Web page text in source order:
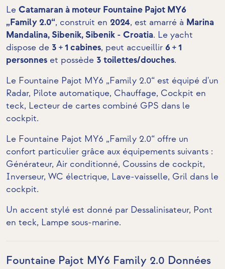
Le Catamaran à moteur Fountaine Pajot MY6
„Family 2.0“, construit en 2024, est amarré à Marina
Mandalina, Sibenik, Sibenik - Croatia. Le yacht
dispose de 3 + 1 cabines, peut accueillir 6 + 1
personnes et possède 3 toilettes/douches.
Le Fountaine Pajot MY6 „Family 2.0“ est équipé d'un
Radar, Pilote automatique, Chauffage, Cockpit en
teck, Lecteur de cartes combiné GPS dans le
cockpit.
Le Fountaine Pajot MY6 „Family 2.0“ offre un
confort particulier grâce aux équipements suivants :
Générateur, Air conditionné, Coussins de cockpit,
Inverseur, WC électrique, Lave-vaisselle, Gril dans le
cockpit.
Un accent stylé est donné par Dessalinisateur, Pont
en teck, Lampe sous-marine.
Fountaine Pajot MY6 Family 2.0 Données